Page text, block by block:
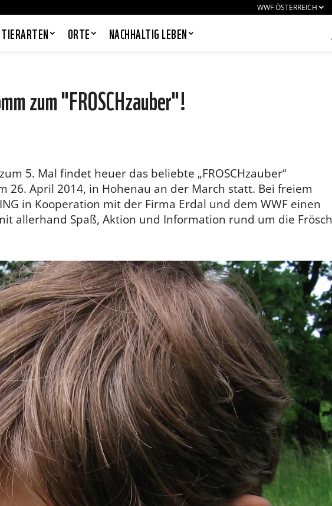
WWF ÖSTERREICH
TIERARTEN ORTE NACHHALTIG LEBEN
zum "FROSCHzauber"!
5. Mal findet heuer das beliebte „FROSCHzauber“
26. April 2014, in Hohenau an der March statt. Bei freiem
in Kooperation mit der Firma Erdal und dem WWF einen
allerhand Spaß, Aktion und Information rund um die
uns eine Analyse der Zugriffe auf die
Website. Infos dazu findest du in unserer
Datenschutzerklärung. Unter
Einstellungen kannst du verwalten,
welche Art von Cookies gesetzt werden.
Deine Auswahl kannst du über den